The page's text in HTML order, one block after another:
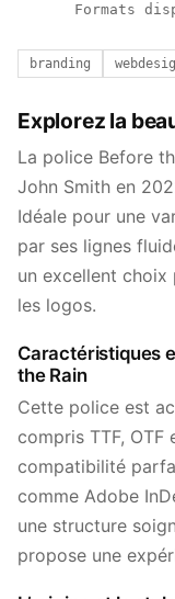
Formats
branding
Explorez la
La police Before
John Smith en
Idéale pour une
par ses lignes
un excellent choix
les logos.
Caractéristiques
the Rain
Cette police est
compris TTF, OTF
compatibilité
comme Adobe
une structure
propose une